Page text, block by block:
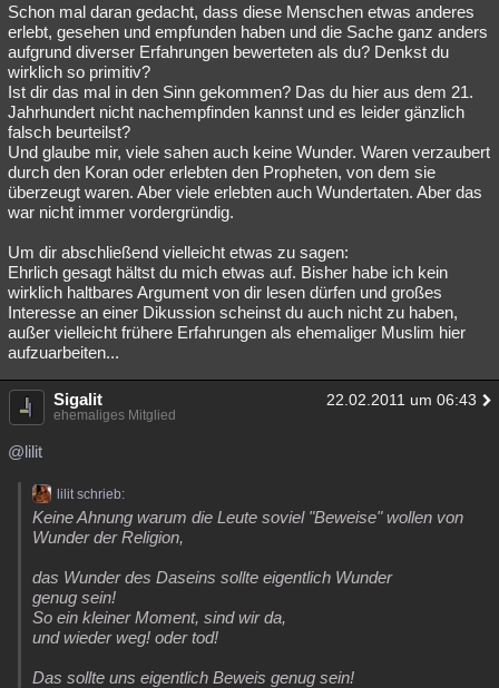
Schon mal daran gedacht, dass diese Menschen etwas anderes
erlebt, gesehen und empfunden haben und die Sache ganz anders
aufgrund diverser Erfahrungen bewerteten als du? Denkst du
wirklich so primitiv?
Ist dir das mal in den Sinn gekommen? Das du hier aus dem 21.
Jahrhundert nicht nachempfinden kannst und es leider gänzlich
falsch beurteilst?
Und glaube mir, viele sahen auch keine Wunder. Waren verzaubert
durch den Koran oder erlebten den Propheten, von dem sie
überzeugt waren. Aber viele erlebten auch Wundertaten. Aber das
war nicht immer vordergründig.
Um dir abschließend vielleicht etwas zu sagen:
Ehrlich gesagt hältst du mich etwas auf. Bisher habe ich kein
wirklich haltbares Argument von dir lesen dürfen und großes
Interesse an einer Dikussion scheinst du auch nicht zu haben,
außer vielleicht frühere Erfahrungen als ehemaliger Muslim hier
aufzuarbeiten...
Sigalit 22.02.2011 um 06:43
ehemaliges Mitglied
@lilit
lilit schrieb:
Keine Ahnung warum die Leute soviel "Beweise" wollen von
Wunder der Religion,
das Wunder des Daseins sollte eigentlich Wunder
genug sein!
So ein kleiner Moment, sind wir da,
und wieder weg! oder tod!
Das sollte uns eigentlich Beweis genug sein!